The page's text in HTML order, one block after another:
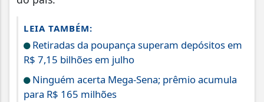
LEIA TAMBÉM:
Retiradas da poupança superam depósitos em
R$ 7,15 bilhões em julho
Ninguém acerta Mega-Sena; prêmio acumula
para R$ 165 milhões